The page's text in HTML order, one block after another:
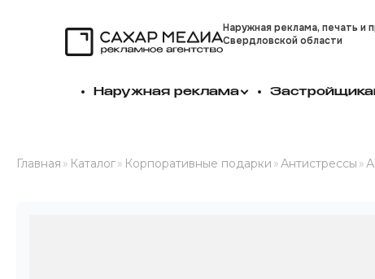
Наружная реклама, печать и
Свердловской области
Наружная реклама
Главная » Каталог» Корпоративные подарки »Антистрессы »